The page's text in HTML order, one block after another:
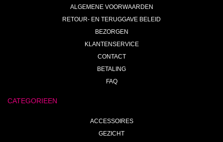
ALGEMENE VOORWAARDEN
RETOUR- EN TERUGGAVE BELEID
BEZORGEN
KLANTENSERVICE
CONTACT
BETALING
FAQ
CATEGORIEEN
ACCESSOIRES
GEZICHT